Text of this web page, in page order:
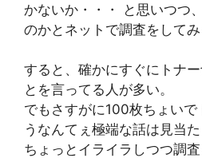
かないか・・・ と思いつつ
のかとネットで調査をしてみ
すると、確かにすぐにトナ
とを言ってる人が多い。
でもさすがに100枚ちょいで
うなんてぇ極端な話は見当た
ちょっとイライラしつつ調